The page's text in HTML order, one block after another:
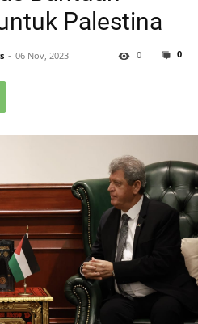
Palestina
06 Nov, 2023 0
0